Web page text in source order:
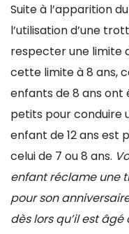
Suite à l’apparition
l’utilisation d’une
respecter une limite
cette limite à 8 ans,
enfants de 8 ans
petits pour conduire
enfant de 12 ans est
celui de 7 ou 8 ans.
enfant réclame une
pour son
dès lors qu’il est âgé